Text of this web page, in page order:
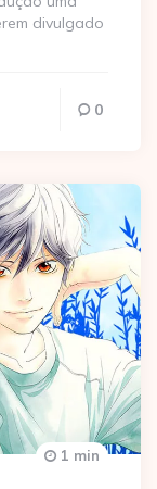
divulgado
0
1 min